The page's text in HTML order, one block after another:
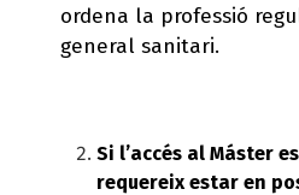
ordena la professió
general sanitari.
Si l’accés al Máster
requereix estar en